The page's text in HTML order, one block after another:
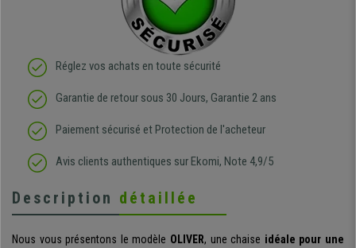
Réglez vos achats en toute sécurité
Garantie de retour sous 30 Jours, Garantie 2 ans
Paiement sécurisé et Protection de l'acheteur
Avis clients authentiques sur Ekomi, Note 4,9/5
Description détaillée
Nous vous présentons le modèle OLIVER, une chaise idéale pour une